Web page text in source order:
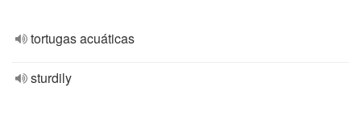
tortugas acuáticas
sturdily